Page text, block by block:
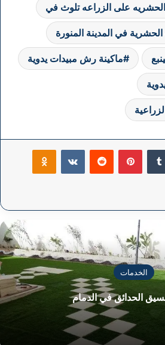
على الزراعه تلوث في
في المدينة المنورة
ماكينة رش مبيدات يدوية
بينتيريست
الخدمات
الحدائق في الدمام